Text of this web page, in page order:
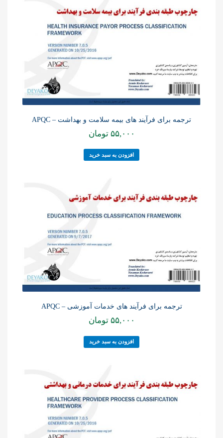
ترجمه برای فرآیند های بیمه سلامت و بهداشت – APQC
۵۵,۰۰۰ تومان
افزودن به سبد خرید
ترجمه برای فرآیند های خدمات آموزشی – APQC
۵۵,۰۰۰ تومان
افزودن به سبد خرید